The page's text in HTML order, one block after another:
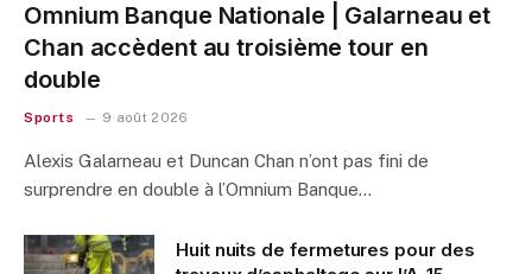
Omnium Banque Nationale | Galarneau et
Chan accèdent au troisième tour en
double
Sports 9 août 2026
Alexis Galarneau et Duncan Chan n’ont pas fini de
surprendre en double à l’Omnium Banque…
Huit nuits de fermetures pour des